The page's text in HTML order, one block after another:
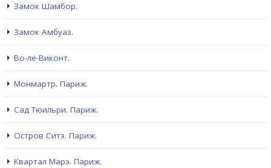
Замок Шамбор.
Замок Амбуаз.
Во-ле-Виконт.
Монмартр. Париж.
Сад Тюильри. Париж.
Остров Ситэ. Париж.
Квартал Марэ. Париж.